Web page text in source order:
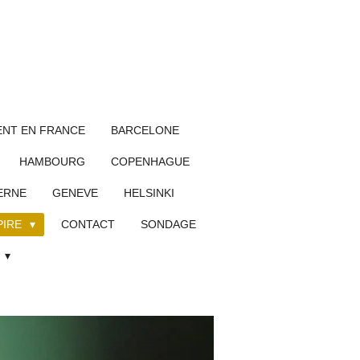
EN FRANCE BARCELONE
HAMBOURG COPENHAGUE
GENEVE HELSINKI
CONTACT SONDAGE